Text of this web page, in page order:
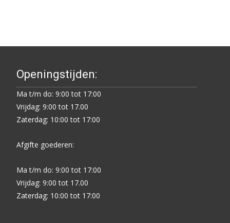
Openingstijden:
Ma t/m do: 9:00 tot 17:00
Vrijdag: 9:00 tot 17.00
Zaterdag: 10:00 tot 17:00
Afgifte goederen:
Ma t/m do: 9:00 tot 17:00
Vrijdag: 9:00 tot 17.00
Zaterdag: 10:00 tot 17:00